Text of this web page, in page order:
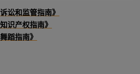
讼和监管指南》
识产权指南》
蹈指南》